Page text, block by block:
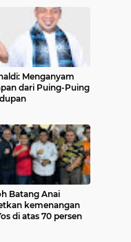
Menganyam
dari Puing-Puing
Batang Anai
kemenangan
di atas 70 persen